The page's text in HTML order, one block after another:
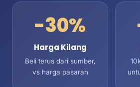
-30%
Harga Kilang
Beli terus dari sumber,
vs harga pasaran